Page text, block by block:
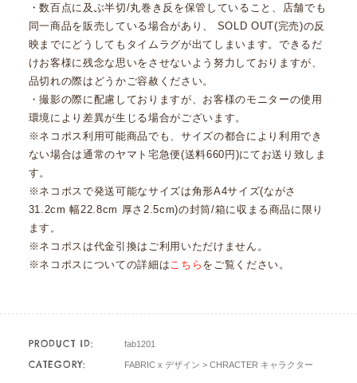
・数百点に及ぶ半切/丸巻き反を保管していること、店舗でも
同一商品を販売している場合があり、 SOLD OUT(完売)の反
映までにどうしてもタイムラグが出てしまいます。できるだ
けお客様に残念な思いをさせないよう努力しておりますが、
品切れの際はどうかご容赦ください。
・撮影の際に配慮しておりますが、お客様のモニターの使用
環境により差異が生じる場合がございます。
※ネコポス利用可能商品でも、サイズの都合により利用でき
ない場合は通常のヤマト宅急便(送料660円)にてお送り致しま
す。
※ネコポスで発送可能なサイズは角形A4サイズ(ながさ
31.2cm 幅22.8cm 厚さ2.5cm)の封筒/箱に収まる商品に限り
ます。
※ネコポスは代金引換はご利用いただけません。
※ネコポスについての詳細は こちら をご覧ください。
PRODUCT ID: fab1201
CATEGORY: FABRIC x デザイン >CHRACTER キャラクター